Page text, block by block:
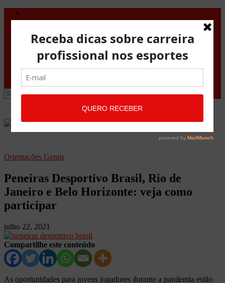
Vistos de viagem
Orientações Gerais
Fale Conosco
Advocacia Maria Pessoa
Advocacia Maria Pessoa Desportivo
Orientações Gerais
Peneiras Desportivo Brasil, Rio de
Janeiro e Belo Horizonte: veja como
participar
julho 22, 2021
Compartilhe este conteúdo
As oportunidades para jovens jogadores durante a pandemia estão